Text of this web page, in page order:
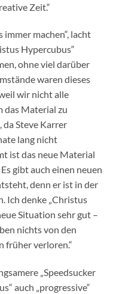
Zeit.“
immer machen“, lacht
Hypercubus“
ohne viel darüber
waren dieses
wir nicht alle
das Material zu
da Steve Karrer
lang nicht
ist das neue Material
gibt auch einen neuen
denn er ist in der
Ich denke „Christus
Situation sehr gut –
nichts von den
früher verloren.“
„Speedsucker
auch „progressive“